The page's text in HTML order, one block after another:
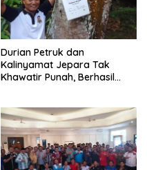
Durian Petruk dan
Kalinyamat Jepara Tak
Khawatir Punah, Berhasil